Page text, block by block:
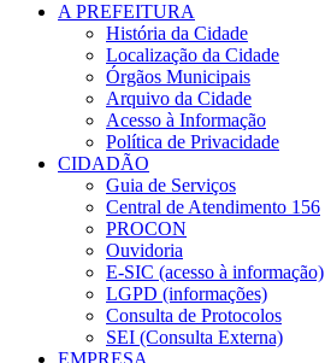
A PREFEITURA
História da Cidade
Localização da Cidade
Órgãos Municipais
Arquivo da Cidade
Acesso à Informação
Política de Privacidade
CIDADÃO
Guia de Serviços
Central de Atendimento 156
PROCON
Ouvidoria
E-SIC (acesso à informação)
LGPD (informações)
Consulta de Protocolos
SEI (Consulta Externa)